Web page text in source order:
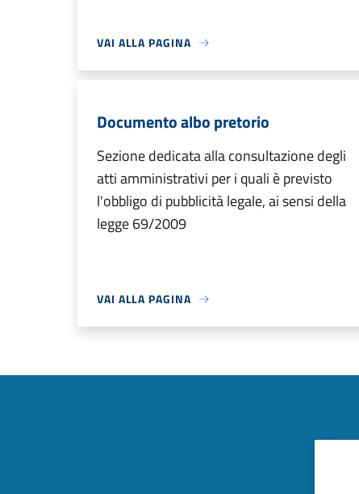
VAI ALLA PAGINA
Documento albo pretorio
Sezione dedicata alla consultazione degli
atti amministrativi per i quali è previsto
l'obbligo di pubblicità legale, ai sensi della
legge 69/2009
VAI ALLA PAGINA